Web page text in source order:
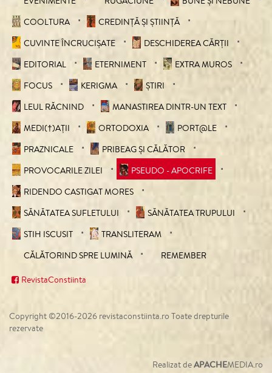
COOLTURA
CREDINȚĂ ȘI ȘTIINȚĂ
CUVINTE ÎNCRUCIŞATE
DESCHIDEREA CĂRȚII
EDITORIAL
ETERNIMENT
EXTRA MUROS
FOCUS
KERIGMA
ȘTIRI
LEUL RĂCNIND
MANASTIREA DINTR-UN TEXT
MEDI(†)AȚII
ORTODOXIA
PORT@LE
PRAZNICALE
PRIBEAG ȘI CĂLĂTOR
PROVOCARILE ZILEI
PSEUDO - APOCRIFE
RIDENDO CASTIGAT MORES
SĂNĂTATEA SUFLETULUI
SĂNĂTATEA TRUPULUI
STIH ISCUSIT
TRANSLITERAM
CĂLĂTORIND SPRE LUMINĂ
REMEMBER
RevistaConstiinta
Copyright ©2016-2026 revistaconstiinta.ro Toate drepturile
rezervate
Realizat deAPACHEMEDIA.ro